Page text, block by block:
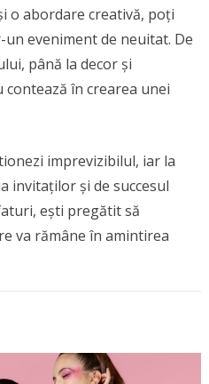
o abordare creativă, poți
eveniment de neuitat. De
până la decor și
în crearea unei
imprevizibilul, iar la
invitaților și de succesul
ești pregătit să
va rămâne în amintirea